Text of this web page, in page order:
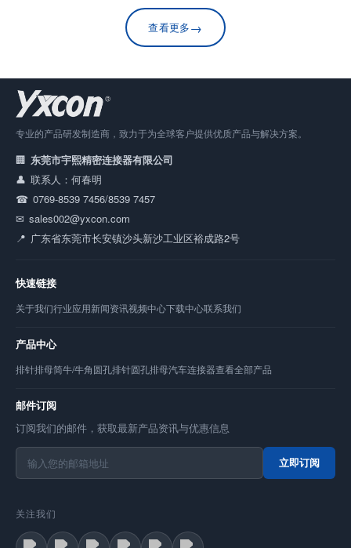
查看更多→
专业的产品研发制造商，致力于为全球客户提供优质产品与解决方案。
东莞市宇熙精密连接器有限公司
联系人：何春明
0769-8539 7456/8539 7457
sales002@yxcon.com
广东省东莞市长安镇沙头新沙工业区裕成路2号
快速链接
关于我们行业应用新闻资讯视频中心下载中心联系我们
产品中心
排针排母简牛/牛角圆孔排针圆孔排母汽车连接器查看全部产品
邮件订阅
订阅我们的邮件，获取最新产品资讯与优惠信息
立即订阅
关注我们